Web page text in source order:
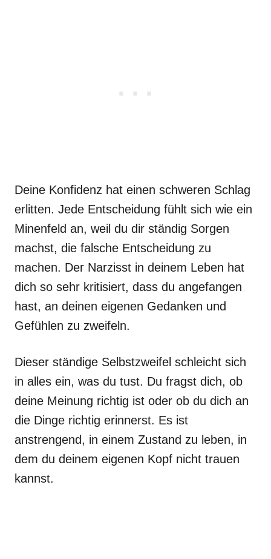
Deine Konfidenz hat einen schweren Schlag
erlitten. Jede Entscheidung fühlt sich wie ein
Minenfeld an, weil du dir ständig Sorgen
machst, die falsche Entscheidung zu
machen. Der Narzisst in deinem Leben hat
dich so sehr kritisiert, dass du angefangen
hast, an deinen eigenen Gedanken und
Gefühlen zu zweifeln.
Dieser ständige Selbstzweifel schleicht sich
in alles ein, was du tust. Du fragst dich, ob
deine Meinung richtig ist oder ob du dich an
die Dinge richtig erinnerst. Es ist
anstrengend, in einem Zustand zu leben, in
dem du deinem eigenen Kopf nicht trauen
kannst.